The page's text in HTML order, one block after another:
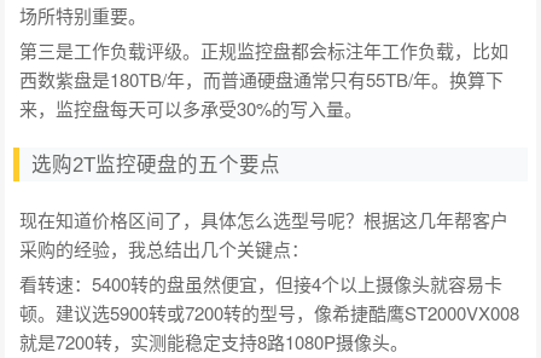
场所特别重要。
第三是工作负载评级。正规监控盘都会标注年工作负载，比如
西数紫盘是180TB/年，而普通硬盘通常只有55TB/年。换算下
来，监控盘每天可以多承受30%的写入量。
选购2T监控硬盘的五个要点
现在知道价格区间了，具体怎么选型号呢？根据这几年帮客户
采购的经验，我总结出几个关键点：
看转速：5400转的盘虽然便宜，但接4个以上摄像头就容易卡
顿。建议选5900转或7200转的型号，像希捷酷鹰ST2000VX008
就是7200转，实测能稳定支持8路1080P摄像头。